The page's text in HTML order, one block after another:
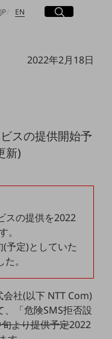
JP日本語
EN Englishサイト内検索
開く
2022年2月18日
スの提供開始予
新)
スの提供を2022
。
予定)としていた
。
社(以下 NTT Com)
「危険SMS拒否設
より提供予定2022